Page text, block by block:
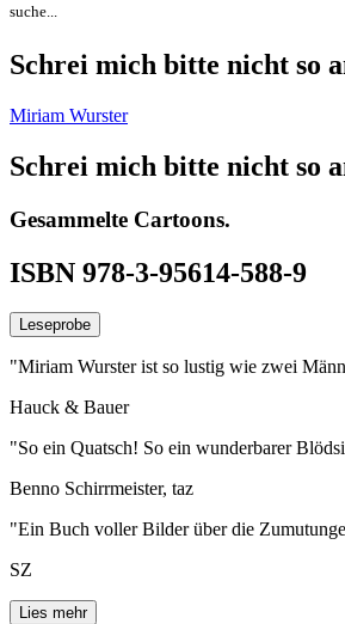
Schrei mich bitte nicht so
Miriam Wurster
Schrei mich bitte nicht so
Gesammelte Cartoons.
ISBN 978-3-95614-588-9
Leseprobe
"Miriam Wurster ist so lustig wie zwei
Hauck & Bauer
"So ein Quatsch! So ein wunderbarer
Benno Schirrmeister, taz
"Ein Buch voller Bilder über die
SZ
Lies mehr